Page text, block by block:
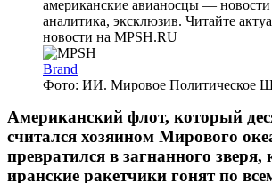
Brand
Фото: ИИ. Мировое Политическое
Американский флот, который
считался хозяином Мирового
превратился в загнанного зверя,
иранские ракетчики гонят по